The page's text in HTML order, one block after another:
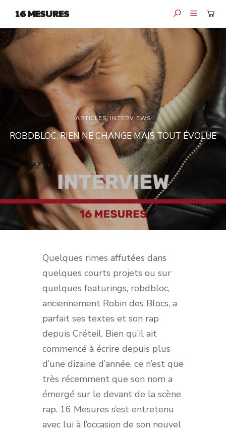
16 MESURES
ARTICLES,INTERVIEWS
ROBDBLOC, RIEN NE CHANGE MAIS TOUT ÉVOLUE
Quelques rimes affutées dans
quelques courts projets ou sur
quelques featurings, robdbloc,
anciennement Robin des Blocs, a
parfait ses textes et son rap
depuis Créteil. Bien qu’il ait
commencé à écrire depuis plus
d’une dizaine d’année, ce n’est que
très récemment que son nom a
émergé sur le devant de la scène
rap. 16 Mesures s’est entretenu
avec lui à l’occasion de son nouvel